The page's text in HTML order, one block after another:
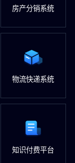
房产分销系统
物流快递系统
知识付费平台